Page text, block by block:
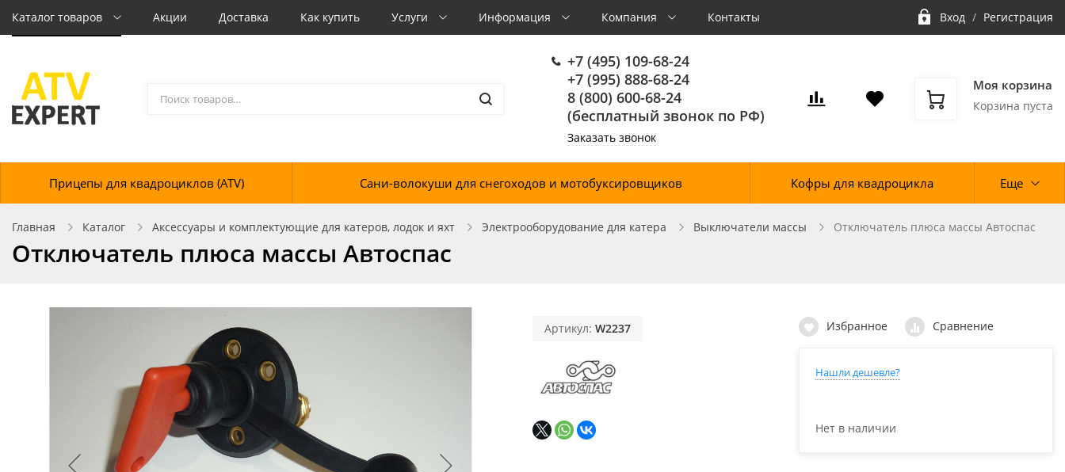
Каталог товаров Акции Доставка Как купить Услуги Информация Компания Контакты Вход / Регистрация
+7 (495) 109-68-24
+7 (995) 888-68-24
8 (800) 600-68-24
(бесплатный звонок по РФ)
Заказать звонок
Моя корзина
Корзина пуста
Прицепы для квадроциклов (ATV) Сани-волокуши для снегоходов и мотобуксировщиков Кофры для квадроцикла Еще
Главная Каталог Аксессуары и комплектующие для катеров, лодок и яхт Электрооборудование для катера Выключатели массы Отключатель плюса массы Автоспас
Отключатель плюса массы Автоспас
Артикул: W2237 Избранное Сравнение
Нашли дешевле?
Нет в наличии